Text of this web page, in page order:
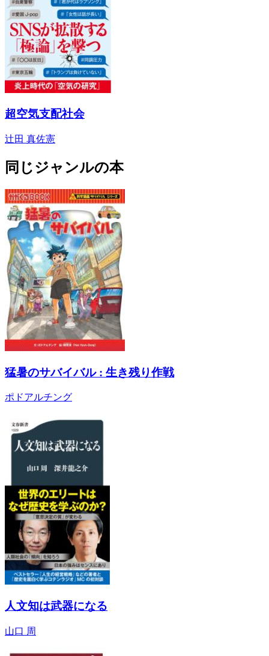
超空気支配社会
辻田 真佐憲
同じジャンルの本
猛暑のサバイバル : 生き残り作戦
ポドアルチング
人文知は武器になる
山口 周